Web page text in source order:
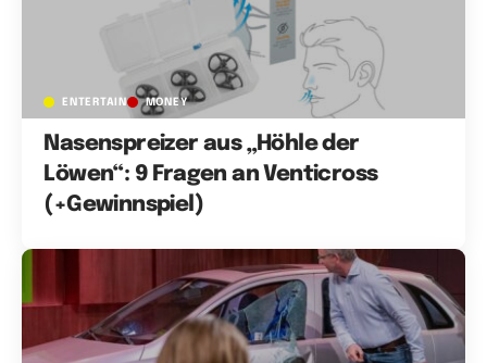
ENTERTAIN MONEY
Nasenspreizer aus „Höhle der
Löwen“: 9 Fragen an Venticross
(+Gewinnspiel)